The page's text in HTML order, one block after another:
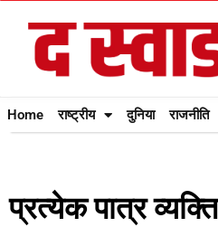
Home राष्ट्रीय दुनिया राजनीति
प्रत्येक पात्र